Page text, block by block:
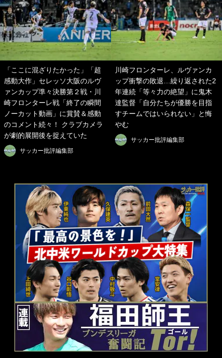
「ここに混ざりたかった」「超
感動大作」セレッソ大阪のルヴ
ァンカップ準々決勝第２戦・川
崎フロンターレ戦「終了の瞬間
ノーカット動画」に賞賛＆感動
のコメント続々！ クラブカメラ
が劇的展開後を捉えていた
サッカー批評編集部
川崎フロンターレ、ルヴァンカ
ップ衝撃の敗退…繰り返された2
年連続「等々力の絶望」に鬼木
達監督「自分たちが優勝を目指
すチームではいられない」と悔
やむ
サッカー批評編集部